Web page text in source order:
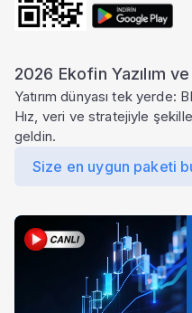
2026 Ekofin Yazılım
Yatırım dünyası tek yerde:
Hız, veri ve stratejiyle
geldin.
Size en uygun paketi